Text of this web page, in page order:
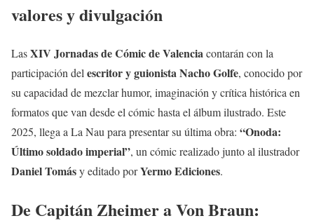
valores y divulgación
LasXIV Jornadas de Cómic de Valenciacontarán con la
participación del escritor y guionista Nacho Golfe, conocido por
su capacidad de mezclar humor, imaginación y crítica histórica en
formatos que van desde el cómic hasta el álbum ilustrado. Este
2025, llega a La Nau para presentar su última obra: “Onoda:
Último soldado imperial”, un cómic realizado junto al ilustrador
Daniel Tomásy editado porYermo Ediciones.
De Capitán Zheimer a Von Braun: